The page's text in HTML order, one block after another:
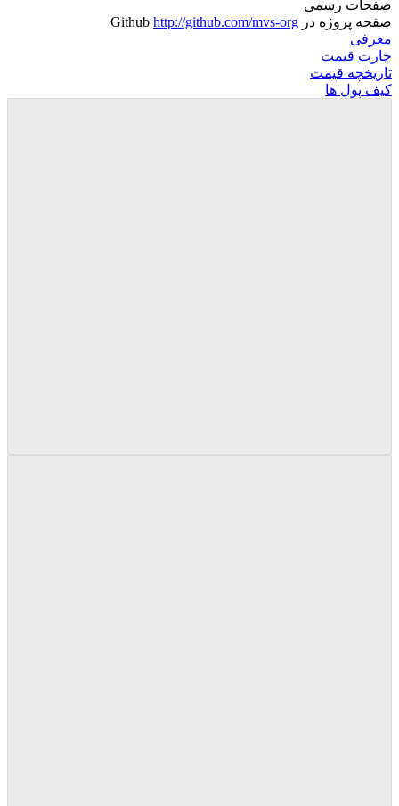
صفحات رسمی
صفحه پروژه در Github http://github.com/mvs-org
معرفی
چارت قیمت
تاریخچه قیمت
کیف پول ها